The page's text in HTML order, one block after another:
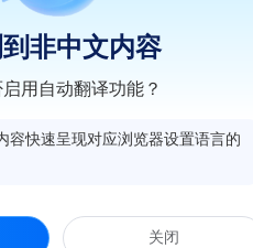
非中文内容
用自动翻译功能？
容快速呈现对应浏览器设置语言的
关闭